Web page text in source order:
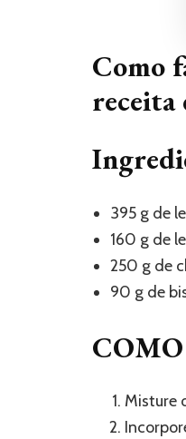
Como
receita
395 g de
160 g de
250 g de
90 g de
Misture